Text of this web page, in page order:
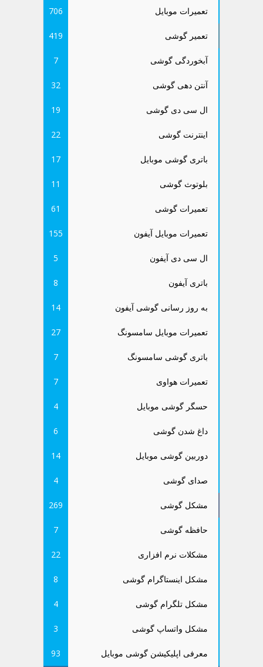
تعمیرات موبایل 706
تعمیر گوشی 419
آبخوردگی گوشی 7
آنتن دهی گوشی 32
ال سی دی گوشی 19
اینترنت گوشی 22
باتری گوشی موبایل 17
بلوتوث گوشی 11
تعمیرات گوشی 61
تعمیرات موبایل آیفون 155
ال سی دی آیفون 5
باتری آیفون 8
به روز رسانی گوشی آیفون 14
تعمیرات موبایل سامسونگ 27
باتری گوشی سامسونگ 7
تعمیرات هواوی 7
حسگر گوشی موبایل 4
داغ شدن گوشی 6
دوربین گوشی موبایل 14
صدای گوشی 4
مشکل گوشی 269
حافظه گوشی 7
مشکلات نرم افزاری 22
مشکل اینستاگرام گوشی 8
مشکل تلگرام گوشی 4
مشکل واتساپ گوشی 3
معرفی اپلیکیشن گوشی موبایل 93